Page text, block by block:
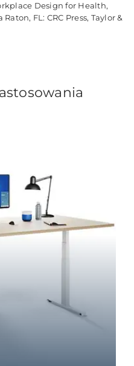
Design for Health,
FL: CRC Press, Taylor &